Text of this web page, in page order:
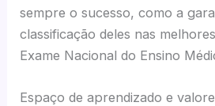
sempre o sucesso, como a
classificação deles nas
Exame Nacional do Ensino
Espaço de aprendizado e